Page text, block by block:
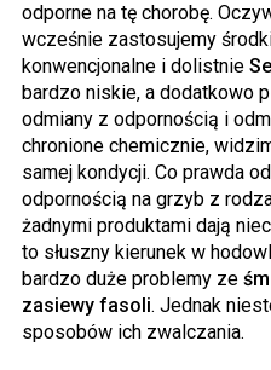
odporne na tę chorobę.
wcześnie zastosujemy
konwencjonalne i dolistnie
bardzo niskie, a dodatkowo
odmiany z odpornością i
chronione chemicznie,
samej kondycji. Co prawda
odpornością na grzyb z
żadnymi produktami dają
to słuszny kierunek w
bardzo duże problemy ze
zasiewy fasoli. Jednak
sposobów ich zwalczania.